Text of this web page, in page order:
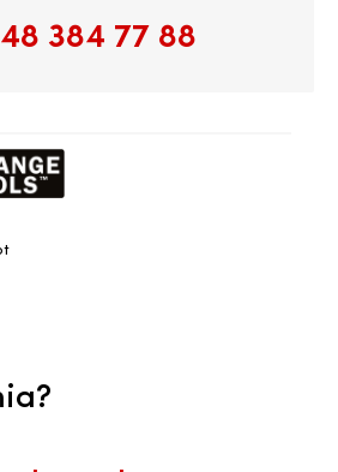
48 384 77 88